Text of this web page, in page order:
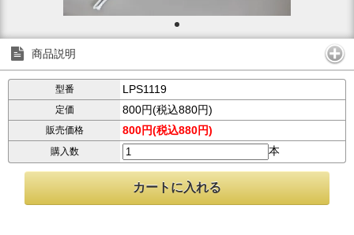
商品説明
型番 LPS1119
定価 800円(税込880円)
販売価格 800円(税込880円)
購入数 本